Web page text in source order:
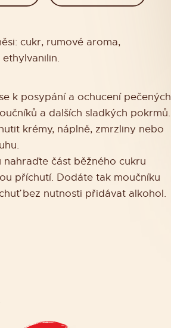
cukr, rumové aroma,
k posypání a ochucení pečených
a dalších sladkých pokrmů.
krémy, náplně, zmrzliny nebo
nahraďte část běžného cukru
příchutí. Dodáte tak moučníku
bez nutnosti přidávat alkohol.